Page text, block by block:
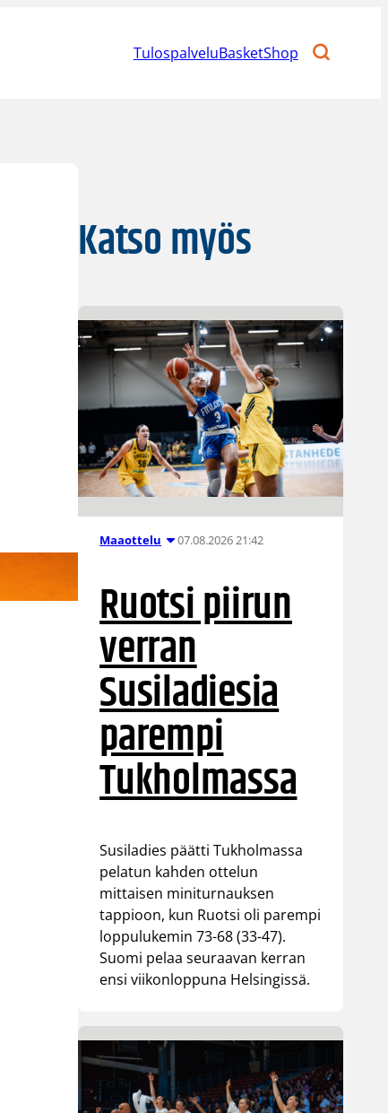
TulospalveluBasketShop
Katso myös
Maaottelu 07.08.2026 21:42
Ruotsi piirun
verran
Susiladiesia
parempi
Tukholmassa
Susiladies päätti Tukholmassa
pelatun kahden ottelun
mittaisen miniturnauksen
tappioon, kun Ruotsi oli parempi
loppulukemin 73-68 (33-47).
Suomi pelaa seuraavan kerran
ensi viikonloppuna Helsingissä.